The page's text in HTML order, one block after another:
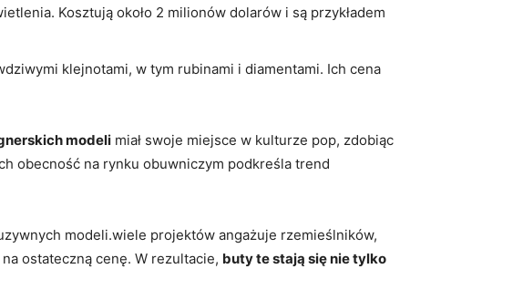
Kosztują około 2 milionów dolarów i są przykładem
klejnotami, w tym rubinami i diamentami. Ich cena
modeli miał swoje miejsce w kulturze pop, zdobiąc
obecność na rynku obuwniczym podkreśla trend
modeli.wiele projektów angażuje rzemieślników,
ostateczną cenę. W rezultacie, buty te stają się nie tylko